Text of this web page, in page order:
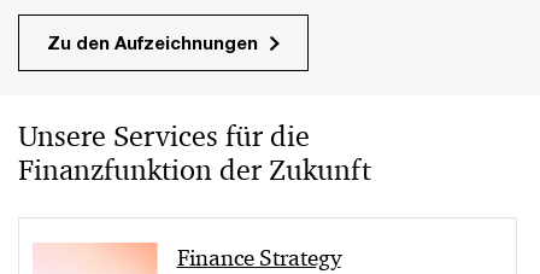
Zu den Aufzeichnungen
Unsere Services für die
Finanzfunktion der Zukunft
Finance Strategy